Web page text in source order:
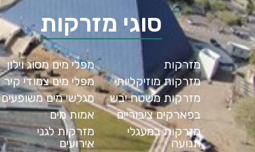
סוגי מזרקות
מזרקות
מזרקות מוזיקליות
מזרקות משטח יבש
בפארקים ציבוריים
מזרקות במעגלי
תנועה
מפלי מים מסוג וילון
מפלי מים צמודי קיר
מגלשי מים משופעים
אמות מים
מזרקות לגני
אירועים